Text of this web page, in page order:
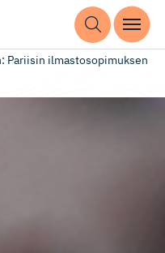
Pariisin ilmastosopimuksen